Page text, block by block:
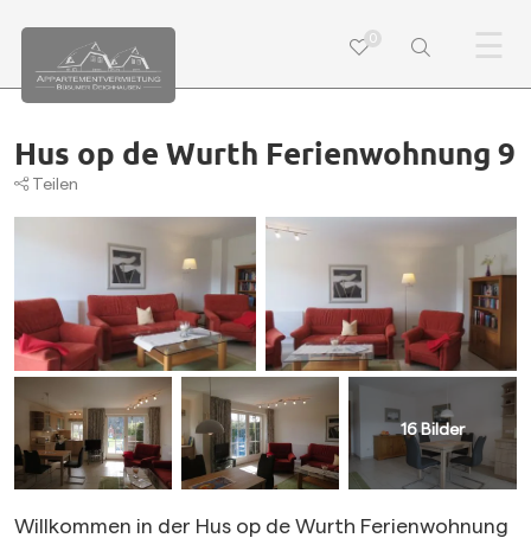
☰
0
Hus op de Wurth Ferienwohnung 9
Teilen
16Bilder
Willkommen in der Hus op de Wurth Ferienwohnung